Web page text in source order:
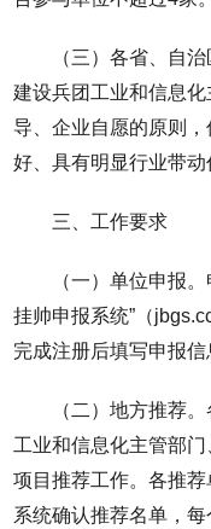
（三）各省、自
建设兵团工业和信息化
导、企业自愿的原则
好、具有明显行业带动
三、工作要求
（一）单位申报
挂帅申报系统”（
完成注册后填写申报
（二）地方推荐
工业和信息化主管部
项目推荐工作。各推
系统确认推荐名单，